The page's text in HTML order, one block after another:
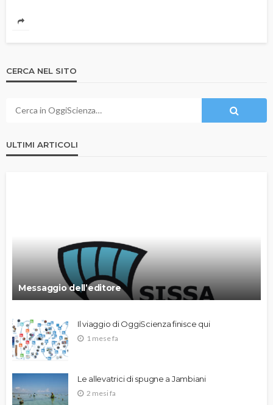
CERCA NEL SITO
ULTIMI ARTICOLI
Messaggio dell’editore
Il viaggio di OggiScienza finisce qui
1 mese fa
Le allevatrici di spugne a Jambiani
2 mesi fa